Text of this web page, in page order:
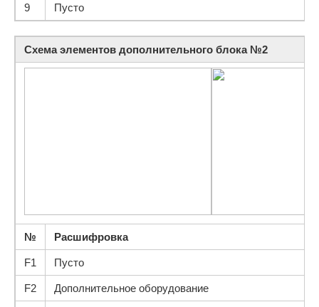
9 Пусто
Схема элементов дополнительного блока №2
№ Расшифровка
F1 Пусто
F2 Дополнительное оборудование